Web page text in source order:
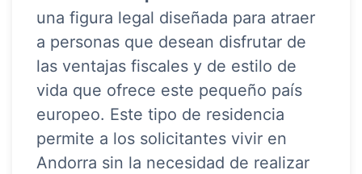
una figura legal diseñada para atraer
a personas que desean disfrutar de
las ventajas fiscales y de estilo de
vida que ofrece este pequeño país
europeo. Este tipo de residencia
permite a los solicitantes vivir en
Andorra sin la necesidad de realizar